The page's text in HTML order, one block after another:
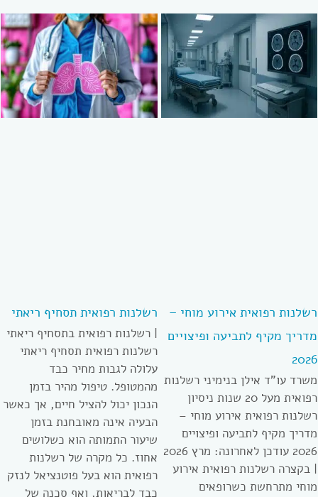
רשלנות רפואית אירוע מוחי –
מדריך מקיף לתביעה ופיצויים
2026
משרד עו”ד אילן בנימיני רשלנות
רפואית מעל 20 שנות ניסיון
רשלנות רפואית אירוע מוחי –
מדריך מקיף לתביעה ופיצויים
2026 עודכן לאחרונה: מרץ 2026
| בקצרה רשלנות רפואית אירוע
מוחי מתרחשת כשרופאים
רשלנות רפואית תסחיף ריאתי
| רשלנות רפואית בתסחיף ריאתי
רשלנות רפואית תסחיף ריאתי
עלולה לגבות מחיר כבד
מהמטופל. טיפול מהיר בזמן
הנכון יכול להציל חיים, אך כאשר
הבעיה אינה מאובחנת בזמן
שיעור התמותה הוא כשלושים
אחוז. כל מקרה של רשלנות
רפואית הוא בעל פוטנציאל לנזק
כבד לבריאות, ואף סכנה של